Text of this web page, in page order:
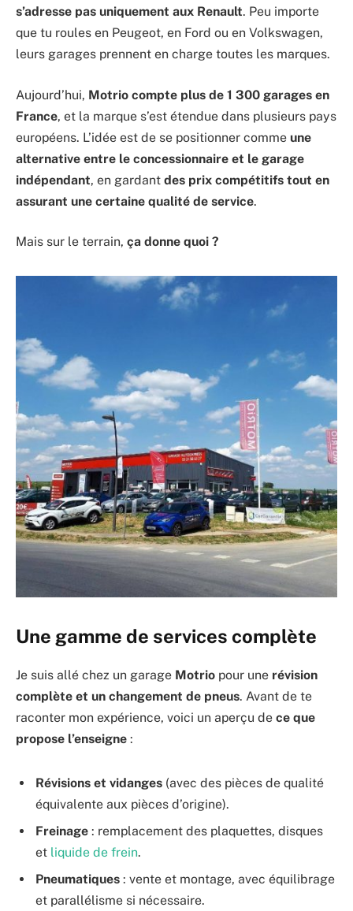
s’adresse pas uniquement aux Renault. Peu importe
que tu roules en Peugeot, en Ford ou en Volkswagen,
leurs garages prennent en charge toutes les marques.
Aujourd’hui, Motrio compte plus de 1 300 garages en
France, et la marque s’est étendue dans plusieurs pays
européens. L’idée est de se positionner comme une
alternative entre le concessionnaire et le garage
indépendant, en gardant des prix compétitifs tout en
assurant une certaine qualité de service.
Mais sur le terrain, ça donne quoi ?
Une gamme de services complète
Je suis allé chez un garage Motrio pour une révision
complète et un changement de pneus. Avant de te
raconter mon expérience, voici un aperçu de ce que
propose l’enseigne :
Révisions et vidanges (avec des pièces de qualité
équivalente aux pièces d’origine).
Freinage : remplacement des plaquettes, disques
et liquide de frein.
Pneumatiques : vente et montage, avec équilibrage
et parallélisme si nécessaire.